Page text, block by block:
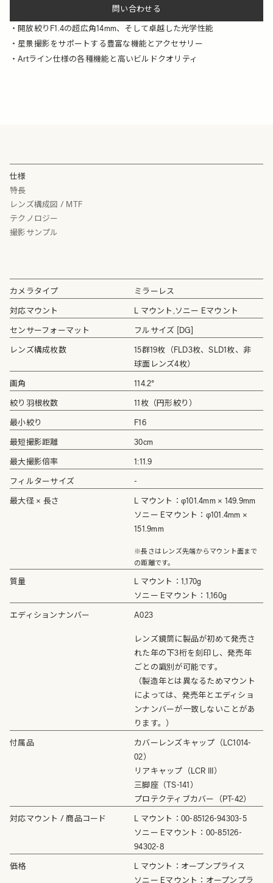
問い合わせる
開放絞りF1.4の超広角14mm、そして卓越した光学性能
星景撮影をサポートする豊富な機能とアクセサリー
Artライン仕様の各種機能と高いビルドクオリティ
仕様
特長
レンズ構成図 / MTF
テクノロジー
撮影サンプル
カメラタイプ ミラーレス
対応マウント L マウント,ソニー Eマウント
センサーフォーマット フルサイズ [DG]
レンズ構成枚数
15群19枚（FLD3枚、SLD1枚、非
球面レンズ4枚）
画角 114.2°
絞り羽根枚数 11枚（円形絞り）
最小絞り F16
最短撮影距離 30cm
最大撮影倍率 1:11.9
フィルターサイズ -
最大径 × 長さ
L マウント：φ101.4mm × 149.9mm
ソニー Eマウント：φ101.4mm ×
151.9mm
※長さはレンズ先端からマウント面まで
の距離です。
質量
L マウント：1,170g
ソニー Eマウント：1,160g
エディションナンバー A023
レンズ鏡筒に製品が初めて発売さ
れた年の下3桁を刻印し、発売年
ごとの識別が可能です。
（製造年とは異なるためマウント
によっては、発売年とエディショ
ンナンバーが一致しないことがあ
ります。）
付属品
カバーレンズキャップ（LC1014-
02）
リアキャップ（LCR III）
三脚座（TS-141）
プロテクティブカバー（PT-42）
対応マウント / 商品コード
L マウント：00-85126-94303-5
ソニー Eマウント：00-85126-
94302-8
価格
L マウント：オープンプライス
ソニー Eマウント：オープンプラ